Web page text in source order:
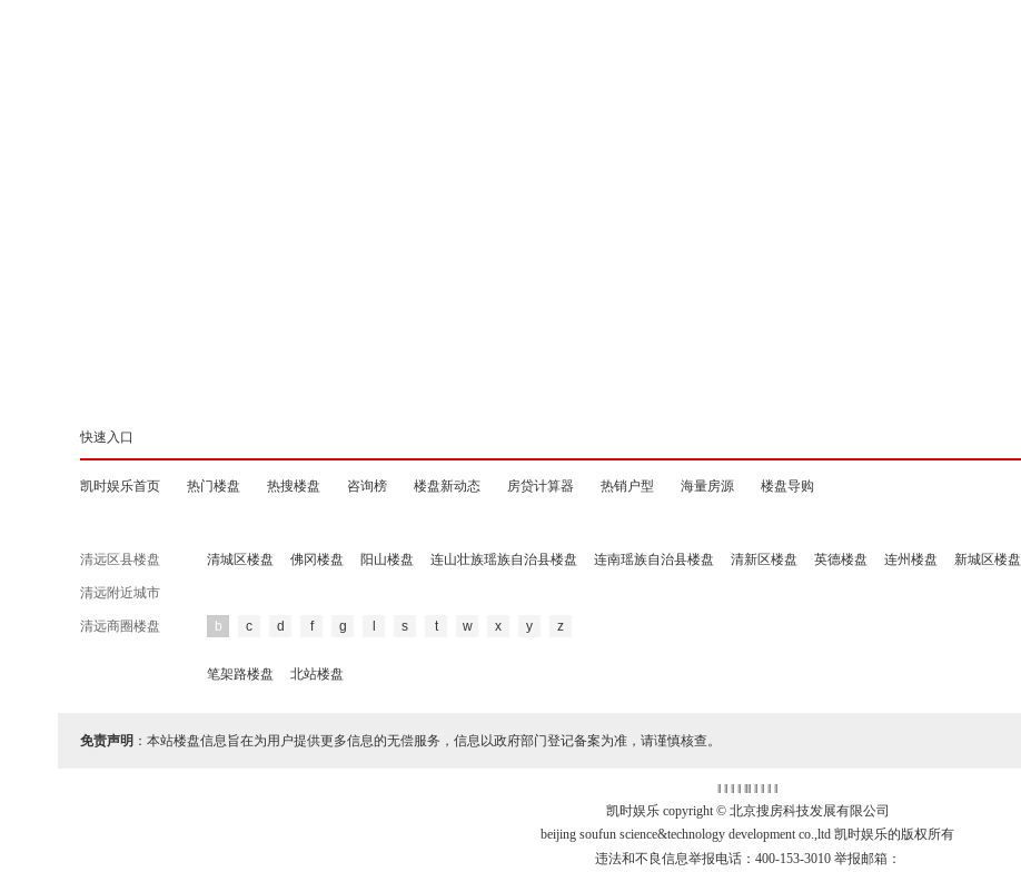
快速入口
凯时娱乐首页 热门楼盘 热搜楼盘 咨询榜 楼盘新动态 房贷计算器 热销户型 海量房源 楼盘导购
清远区县楼盘 清城区楼盘 佛冈楼盘 阳山楼盘 连山壮族瑶族自治县楼盘 连南瑶族自治县楼盘 清新区楼盘 英德楼盘 连州楼盘 新城区楼盘
清远附近城市
清远商圈楼盘 b c d f g s t w x y z
笔架路楼盘 北站楼盘
免责声明 ：本站楼盘信息旨在为用户提供更多信息的无偿服务，信息以政府部门登记备案为准，请谨慎核查。
‖ ‖ ‖ ‖ ‖‖ ‖ ‖ ‖ ‖
凯时娱乐 copyright © 北京搜房科技发展有限公司
beijing soufun science&technology development co.,ltd 凯时娱乐的版权所有
违法和不良信息举报电话：400-153-3010 举报邮箱：